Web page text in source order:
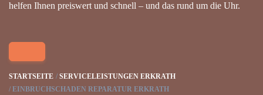
helfen Ihnen preiswert und schnell – und das rund um die Uhr.
STARTSEITE
SERVICELEISTUNGEN ERKRATH
EINBRUCHSCHADEN REPARATUR ERKRATH